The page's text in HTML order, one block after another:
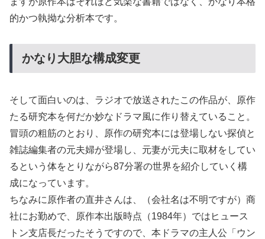
的かつ執拗な分析本です。
かなり大胆な構成変更
そして面白いのは、ラジオで放送されたこの作品が、原作
たる研究本を何だか妙なドラマ風に作り替えていること。
冒頭の粗筋のとおり、原作の研究本には登場しない探偵と
雑誌編集者の元夫婦が登場し、元妻が元夫に取材をしてい
るという体をとりながら87分署の世界を紹介していく構
成になっています。
ちなみに原作者の直井さんは、（会社名は不明ですが）商
社にお勤めで、原作本出版時点（1984年）ではヒュース
トン支店長だったそうですので、本ドラマの主人公「ウン